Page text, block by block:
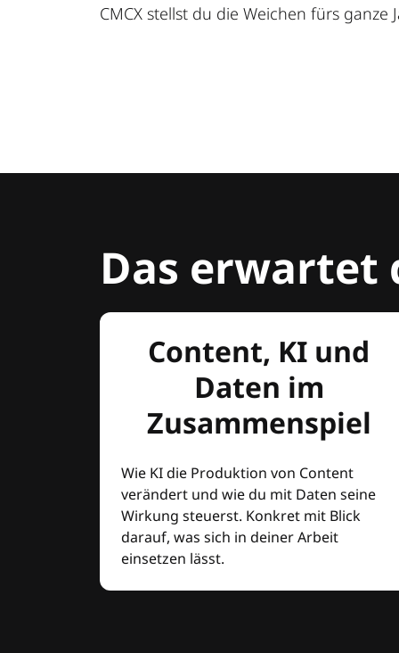
CMCX stellst du die Weichen fürs ganze
Das erwartet
Content, KI und
Daten im
Zusammenspiel
Wie KI die Produktion von Content
verändert und wie du mit Daten seine
Wirkung steuerst. Konkret mit Blick
darauf, was sich in deiner Arbeit
einsetzen lässt.